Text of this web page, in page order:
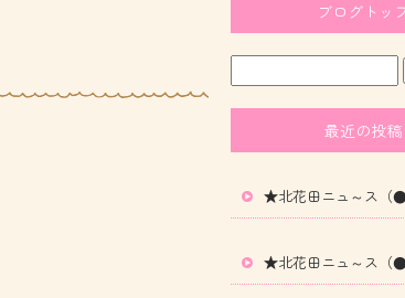
ブログトッ
最近の投稿
★北花田ニュ～ス（
★北花田ニュ～ス（